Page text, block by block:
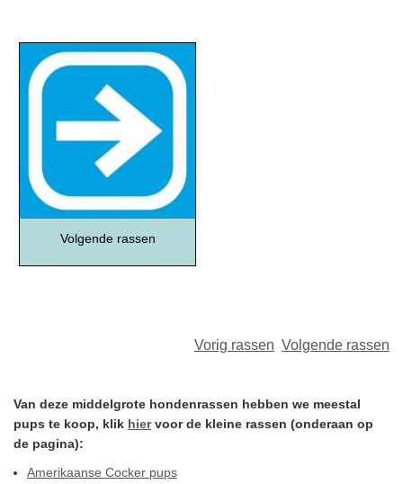
Volgende rassen
Vorig rassen Volgende rassen
Van deze middelgrote hondenrassen hebben we meestal
pups te koop, klik hiervoor de kleine rassen (onderaan op
de pagina):
Amerikaanse Cocker pups